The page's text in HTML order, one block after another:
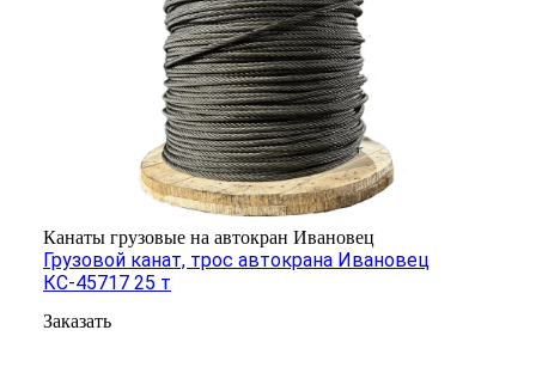
Канаты грузовые на автокран Ивановец
Грузовой канат, трос автокрана Ивановец
КС-45717 25 т
Заказать